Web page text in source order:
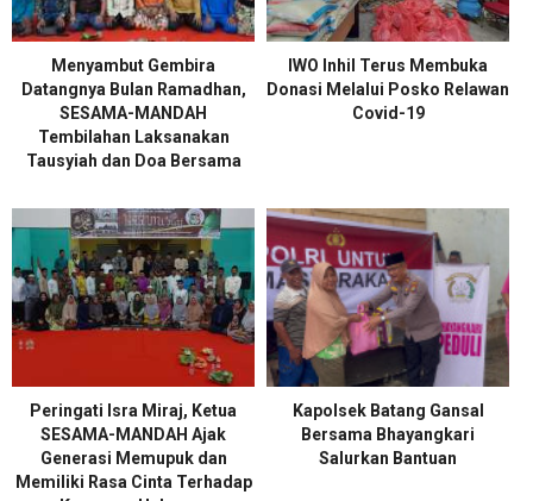
Menyambut Gembira
Datangnya Bulan Ramadhan,
SESAMA-MANDAH
Tembilahan Laksanakan
Tausyiah dan Doa Bersama
IWO Inhil Terus Membuka
Donasi Melalui Posko Relawan
Covid-19
Peringati Isra Miraj, Ketua
SESAMA-MANDAH Ajak
Generasi Memupuk dan
Memiliki Rasa Cinta Terhadap
Kapolsek Batang Gansal
Bersama Bhayangkari
Salurkan Bantuan